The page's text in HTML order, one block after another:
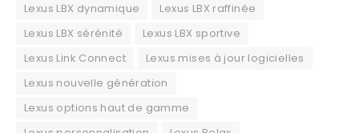
Lexus LBX dynamique
Lexus LBX raffinée
Lexus LBX sérénité
Lexus LBX sportive
Lexus Link Connect
Lexus mises à jour logicielles
Lexus nouvelle génération
Lexus options haut de gamme